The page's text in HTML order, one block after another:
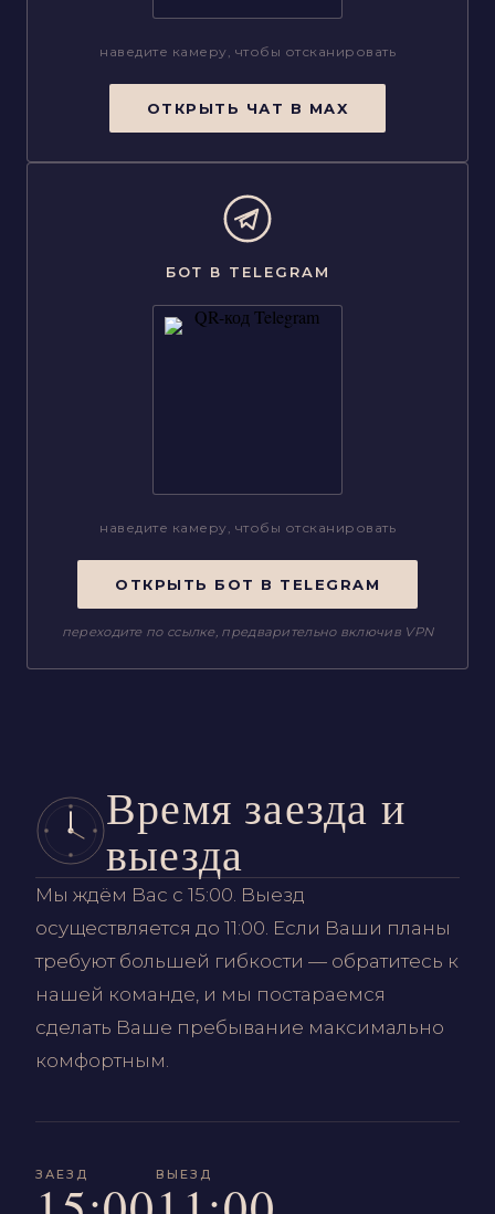
наведите камеру, чтобы отсканировать
ОТКРЫТЬ ЧАТ В MAX
БОТ В TELEGRAM
наведите камеру, чтобы отсканировать
ОТКРЫТЬ БОТ В TELEGRAM
переходите по ссылке, предварительно включив VPN
Время заезда и
выезда
Мы ждём Вас с 15:00. Выезд
осуществляется до 11:00. Если Ваши планы
требуют большей гибкости — обратитесь к
нашей команде, и мы постараемся
сделать Ваше пребывание максимально
комфортным.
ЗАЕЗД ВЫЕЗД
ВЫБРАТЬ
КВАРТИРУ